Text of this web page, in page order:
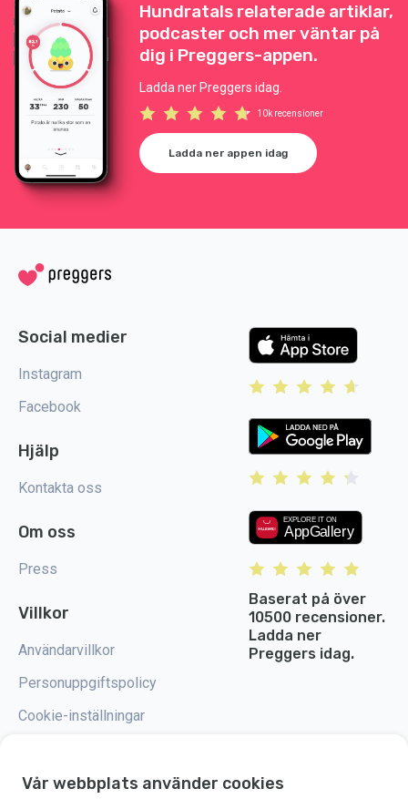
Hundratals relaterade artiklar,
podcaster och mer väntar på
dig i Preggers-appen.
Ladda ner Preggers idag.
10k recensioner
Ladda ner appen idag
Social medier
Instagram
Facebook
Hjälp
Kontakta oss
Om oss
Press
Villkor
Användarvillkor
Personuppgiftspolicy
Cookie-inställningar
Baserat på över
10500 recensioner.
Ladda ner
Preggers idag.
Vår webbplats använder cookies